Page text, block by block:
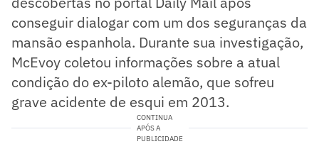
conseguir dialogar com um dos seguranças da
mansão espanhola. Durante sua investigação,
McEvoy coletou informações sobre a atual
condição do ex-piloto alemão, que sofreu
grave acidente de esqui em 2013.
CONTINUA
APÓS A
PUBLICIDADE